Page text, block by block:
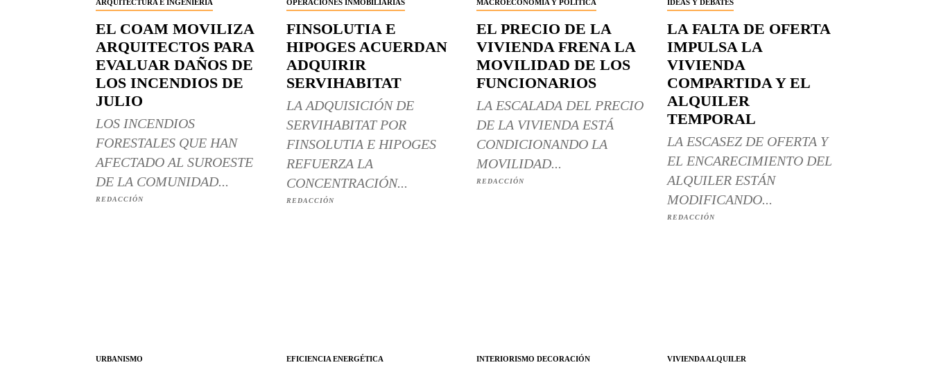
ARQUITECTURA E INGENIERÍA
EL COAM MOVILIZA
ARQUITECTOS PARA
EVALUAR DAÑOS DE
LOS INCENDIOS DE
JULIO
LOS INCENDIOS
FORESTALES QUE HAN
AFECTADO AL SUROESTE
DE LA COMUNIDAD...
REDACCIÓN
OPERACIONES INMOBILIARIAS
FINSOLUTIA E
HIPOGES ACUERDAN
ADQUIRIR
SERVIHABITAT
LA ADQUISICIÓN DE
SERVIHABITAT POR
FINSOLUTIA E HIPOGES
REFUERZA LA
CONCENTRACIÓN...
REDACCIÓN
MACROECONOMÍA Y POLÍTICA
EL PRECIO DE LA
VIVIENDA FRENA LA
MOVILIDAD DE LOS
FUNCIONARIOS
LA ESCALADA DEL PRECIO
DE LA VIVIENDA ESTÁ
CONDICIONANDO LA
MOVILIDAD...
REDACCIÓN
IDEAS Y DEBATES
LA FALTA DE OFERTA
IMPULSA LA
VIVIENDA
COMPARTIDA Y EL
ALQUILER
TEMPORAL
LA ESCASEZ DE OFERTA Y
EL ENCARECIMIENTO DEL
ALQUILER ESTÁN
MODIFICANDO...
REDACCIÓN
URBANISMO EFICIENCIA ENERGÉTICA INTERIORISMO DECORACIÓN VIVIENDA ALQUILER